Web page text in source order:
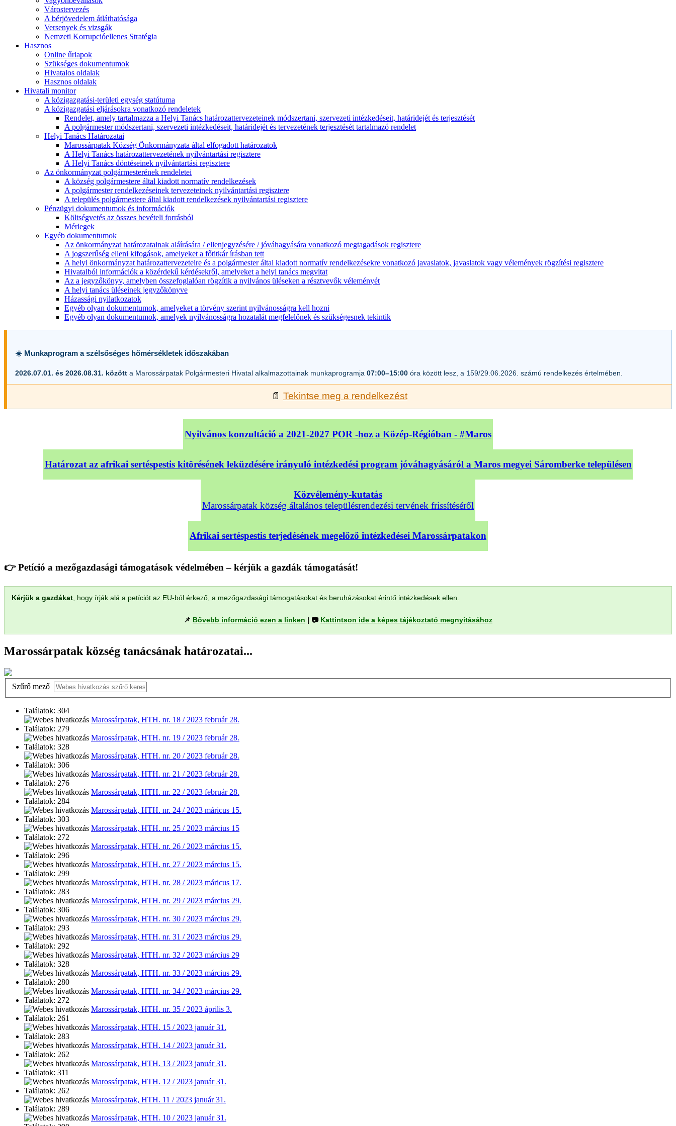
Várostervezés
A bérjövedelem átláthatósága
Versenyek és vizsgák
Nemzeti Korrupcióellenes Stratégia
Hasznos
Online űrlapok
Szükséges dokumentumok
Hivatalos oldalak
Hasznos oldalak
Hivatali monitor
A közigazgatási-területi egység statútuma
A közigazgatási eljárásokra vonatkozó rendeletek
Rendelet, amely tartalmazza a Helyi Tanács határozattervezeteinek módszertani, szervezeti intézkedéseit, határidejét és terjesztését
A polgármester módszertani, szervezeti intézkedéseit, határidejét és tervezetének terjesztését tartalmazó rendelet
Helyi Tanács Határozatai
Marossárpatak Község Önkormányzata által elfogadott határozatok
A Helyi Tanács határozattervezetének nyilvántartási regisztere
A Helyi Tanács döntéseinek nyilvántartási regisztere
Az önkormányzat polgármesterének rendeletei
A község polgármestere által kiadott normatív rendelkezések
A polgármester rendelkezéseinek tervezeteinek nyilvántartási regisztere
A település polgármestere által kiadott rendelkezések nyilvántartási regisztere
Pénzügyi dokumentumok és információk
Költségvetés az összes bevételi forrásból
Mérlegek
Egyéb dokumentumok
Az önkormányzat határozatainak aláírására / ellenjegyzésére / jóváhagyására vonatkozó megtagadások regisztere
A jogszerűség elleni kifogások, amelyeket a főtitkár írásban tett
A helyi önkormányzat határozattervezeteire és a polgármester által kiadott normatív rendelkezésekre vonatkozó javaslatok, javaslatok vagy vélemények rögzítési regisztere
Hivatalból információk a közérdekű kérdésekről, amelyeket a helyi tanács megvitat
Az a jegyzőkönyv, amelyben összefoglalóan rögzítik a nyilvános üléseken a résztvevők véleményét
A helyi tanács üléseinek jegyzőkönyve
Házassági nyilatkozatok
Egyéb olyan dokumentumok, amelyeket a törvény szerint nyilvánosságra kell hozni
Egyéb olyan dokumentumok, amelyek nyilvánosságra hozatalát megfelelőnek és szükségesnek tekintik
☀️ Munkaprogram a szélsőséges hőmérsékletek időszakában
2026.07.01. és 2026.08.31. között a Marossárpatak Polgármesteri Hivatal alkalmazottainak munkaprogramja 07:00–15:00 óra között lesz, a 159/29.06.2026. számú rendelkezés értelmében.
📄 Tekintse meg a rendelkezést
Nyilvános konzultáció a 2021-2027 POR -hoz a Közép-Régióban - #Maros
Határozat az afrikai sertéspestis kitörésének leküzdésére irányuló intézkedési program jóváhagyásáról a Maros megyei Sáromberke településen
Közvélemény-kutatás
Marossárpatak község általános településrendezési tervének frissítéséről
Afrikai sertéspestis terjedésének megelőző intézkedései Marossárpatakon
👉 Petíció a mezőgazdasági támogatások védelmében – kérjük a gazdák támogatását!
Kérjük a gazdákat , hogy írják alá a petíciót az EU-ból érkező, a mezőgazdasági támogatásokat és beruházásokat érintő intézkedések ellen.
📌 Bővebb információ ezen a linken | 📷 Kattintson ide a képes tájékoztató megnyitásához
Marossárpatak község tanácsának határozatai...
Szűrő mező
Találatok: 304
Marossárpatak, HTH. nr. 18 / 2023 február 28.
Találatok: 279
Marossárpatak, HTH. nr. 19 / 2023 február 28.
Találatok: 328
Marossárpatak, HTH. nr. 20 / 2023 február 28.
Találatok: 306
Marossárpatak, HTH. nr. 21 / 2023 február 28.
Találatok: 276
Marossárpatak, HTH. nr. 22 / 2023 február 28.
Találatok: 284
Marossárpatak, HTH. nr. 24 / 2023 máricus 15.
Találatok: 303
Marossárpatak, HTH. nr. 25 / 2023 március 15
Találatok: 272
Marossárpatak, HTH. nr. 26 / 2023 március 15.
Találatok: 296
Marossárpatak, HTH. nr. 27 / 2023 március 15.
Találatok: 299
Marossárpatak, HTH. nr. 28 / 2023 máricus 17.
Találatok: 283
Marossárpatak, HTH. nr. 29 / 2023 március 29.
Találatok: 306
Marossárpatak, HTH. nr. 30 / 2023 március 29.
Találatok: 293
Marossárpatak, HTH. nr. 31 / 2023 március 29.
Találatok: 292
Marossárpatak, HTH. nr. 32 / 2023 március 29
Találatok: 328
Marossárpatak, HTH. nr. 33 / 2023 március 29.
Találatok: 280
Marossárpatak, HTH. nr. 34 / 2023 március 29.
Találatok: 272
Marossárpatak, HTH. nr. 35 / 2023 április 3.
Találatok: 261
Marossárpatak, HTH. 15 / 2023 január 31.
Találatok: 283
Marossárpatak, HTH. 14 / 2023 január 31.
Találatok: 262
Marossárpatak, HTH. 13 / 2023 január 31.
Találatok: 311
Marossárpatak, HTH. 12 / 2023 január 31.
Találatok: 262
Marossárpatak, HTH. 11 / 2023 január 31.
Találatok: 289
Marossárpatak, HTH. 10 / 2023 január 31.